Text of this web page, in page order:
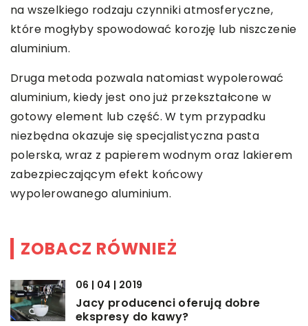
na wszelkiego rodzaju czynniki atmosferyczne,
które mogłyby spowodować korozję lub niszczenie
aluminium.
Druga metoda pozwala natomiast wypolerować
aluminium, kiedy jest ono już przekształcone w
gotowy element lub część. W tym przypadku
niezbędna okazuje się specjalistyczna pasta
polerska, wraz z papierem wodnym oraz lakierem
zabezpieczającym efekt końcowy
wypolerowanego aluminium.
ZOBACZ RÓWNIEŻ
06 | 04 | 2019
Jacy producenci oferują dobre
ekspresy do kawy?